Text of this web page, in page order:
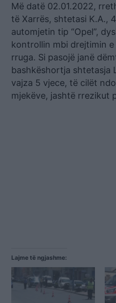
Më datë 02.01.2022,
të Xarrës, shtetasi K.A.,
automjetin tip “Opel”,
kontrollin mbi drejtimin
rruga. Si pasojë janë
bashkëshortja shtetasja
vajza 5 vjece, të cilët
mjekëve, jashtë rrezikut
Lajme të ngjashme: